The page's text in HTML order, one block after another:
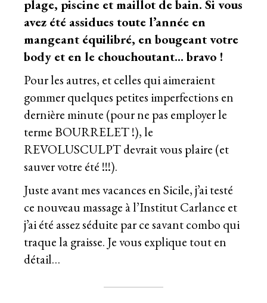
plage, piscine et maillot de bain. Si vous
avez été assidues toute l’année en
mangeant équilibré, en bougeant votre
body et en le chouchoutant… bravo !
Pour les autres, et celles qui aimeraient
gommer quelques petites imperfections en
dernière minute (pour ne pas employer le
terme BOURRELET !), le
REVOLUSCULPT devrait vous plaire (et
sauver votre été !!!).
Juste avant mes vacances en Sicile, j’ai testé
ce nouveau massage à l’Institut Carlance et
j’ai été assez séduite par ce savant combo qui
traque la graisse. Je vous explique tout en
détail…